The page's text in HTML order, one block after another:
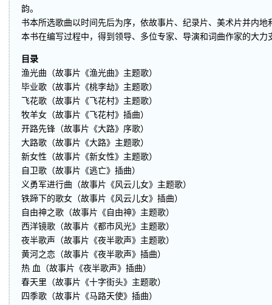
韵。
书本所选歌曲以时间先后为序，依故事片、纪录片、美术片并内地
本书在编写过程中，得到领导、多位专家、导演和词曲作家的大力
目录
渔光曲（故事片《渔光曲》主题歌）
毕业歌（故事片《桃李劫》主题歌）
飞花歌（故事片《飞花村》主题歌）
牧羊女（故事片《飞花村》插曲）
开路先锋（故事片《大路》序歌）
大路歌（故事片《大路》主题歌）
新女性（故事片《新女性》主题歌）
自卫歌（故事片《逃亡》插曲）
义勇军进行曲（故事片《风云儿女》主题歌）
铁蹄下的歌女（故事片《风云儿女》插曲）
自由神之歌（故事片《自由神》主题歌）
西洋镜歌（故事片《都市风光》主题歌）
夜半歌声（故事片《夜半歌声》主题歌）
黄河之恋（故事片《夜半歌声》插曲）
热 血（故事片《夜半歌声》插曲）
春天里（故事片《十字街头》主题歌）
四季歌（故事片《马路天使》插曲）